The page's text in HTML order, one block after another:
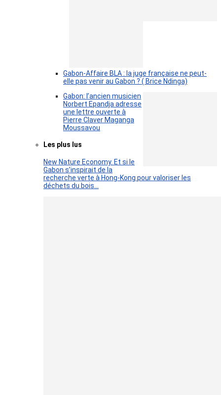
Gabon-Affaire BLA : la juge française ne peut-
elle pas venir au Gabon ? ( Brice Ndinga)
Gabon: l’ancien musicien
Norbert Epandja adresse
une lettre ouverte à
Pierre Claver Maganga
Moussavou
Les plus lus
New Nature Economy. Et si le
Gabon s’inspirait de la
recherche verte à Hong-Kong pour valoriser les
déchets du bois…